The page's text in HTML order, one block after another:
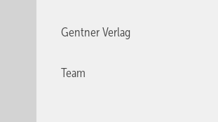
Gentner Verlag
Team